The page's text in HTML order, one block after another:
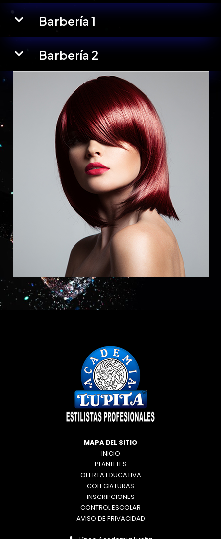
Barbería 1
Barbería 2
MAPA DEL SITIO
INICIO
PLANTELES
OFERTA EDUCATIVA
COLEGIATURAS
INSCRIPCIONES
CONTROL ESCOLAR
AVISO DE PRIVACIDAD